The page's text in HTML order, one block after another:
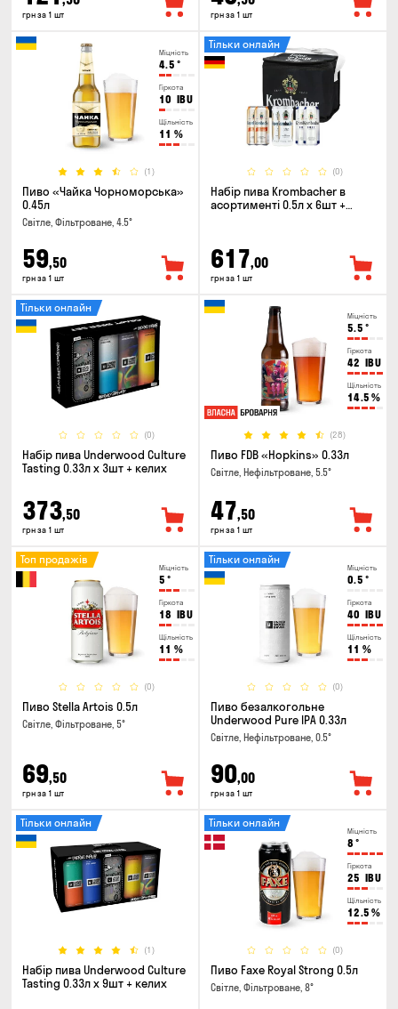
грн за 1 шт грн за 1 шт
Міцність
4.5 °
Гіркота
10 IBU
Щільність
11 %
(1)
Пиво «Чайка Чорноморська»
0.45л
Світле, Фільтроване, 4.5°
59,50
грн за 1 шт
(0)
Тільки онлайн
Набір пива Krombacher в
асортименті 0.5л х 6шт +
617,00
грн за 1 шт
(0)
Тільки онлайн
Набір пива Underwood Culture
Tasting 0.33л x 3шт + келих
373,50
грн за 1 шт
Міцність
5.5 °
Гіркота
42 IBU
Щільність
14.5 %
(28)
Пиво FDB «Hopkins» 0.33л
Світле, Нефільтроване, 5.5°
47,50
грн за 1 шт
Міцність
5 °
Гіркота
18 IBU
Щільність
11 %
(0)
Топ продажів
Пиво Stella Artois 0.5л
Світле, Фільтроване, 5°
69,50
грн за 1 шт
Міцність
0.5 °
Гіркота
40 IBU
Щільність
11 %
(0)
Тільки онлайн
Пиво безалкогольне
Underwood Pure IPA 0.33л
Світле, Нефільтроване, 0.5°
90,00
грн за 1 шт
(1)
Тільки онлайн
Набір пива Underwood Culture
Tasting 0.33л x 9шт + келих
Міцність
8 °
Гіркота
25 IBU
Щільність
12.5 %
(0)
Тільки онлайн
Пиво Faxe Royal Strong 0.5л
Світле, Фільтроване, 8°